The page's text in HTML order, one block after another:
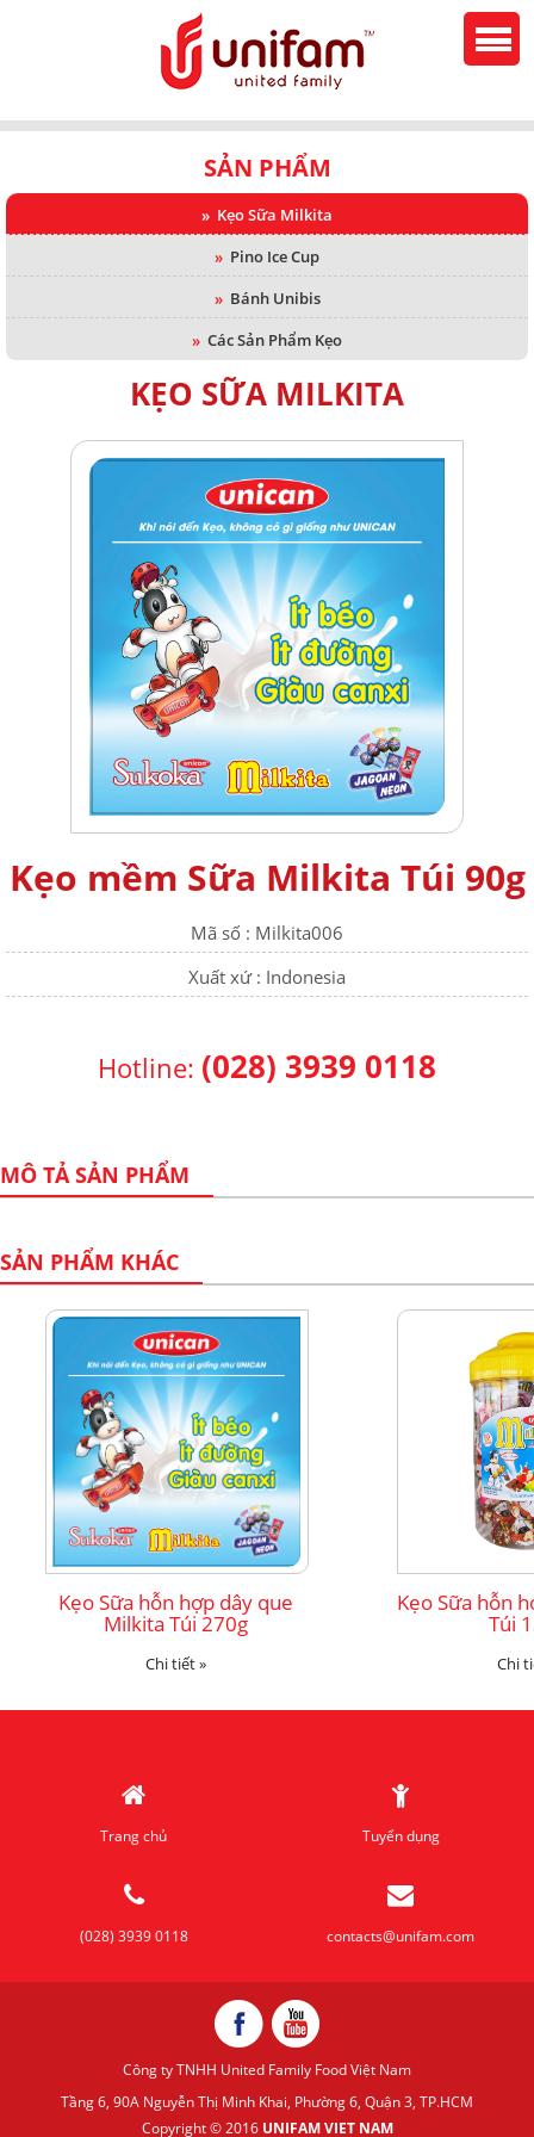
SẢN PHẨM
» Kẹo Sữa Milkita
» Pino Ice Cup
»Bánh Unibis
» Các Sản Phẩm Kẹo
KẸO SỮA MILKITA
Kẹo mềm Sữa Milkita Túi 90g
Mã số : Milkita006
Xuất xứ : Indonesia
Hotline: (028) 3939 0118
MÔ TẢ SẢN PHẨM
SẢN PHẨM KHÁC
Kẹo Sữa hỗn hợp dây que
Milkita Túi 270g
Chi tiết »
Kẹo Sữa hỗn
Túi
Chi
Trang chủ Tuyển dụng
(028) 3939 0118 contacts@unifam.com
Công ty TNHH United Family Food Việt Nam
Tầng 6, 90A Nguyễn Thị Minh Khai, Phường 6, Quận 3, TP.HCM
Copyright © 2016 UNIFAM VIET NAM